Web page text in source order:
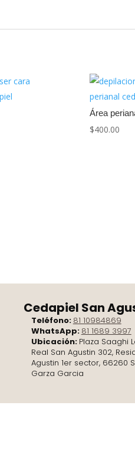
Área
$400.00
Cedapiel San
Teléfono: 81 10984869
WhatsApp: 81 1689 3997
Ubicación: Plaza Saaghi
Real San Agustin 302,
Agustin 1er sector, 66260
Garza Garcia